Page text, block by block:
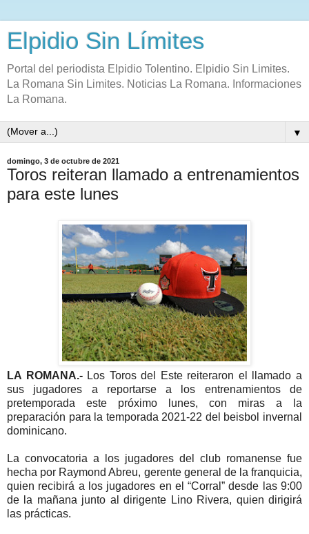
Elpidio Sin Límites
Portal del periodista Elpidio Tolentino. Elpidio Sin Limites.
La Romana Sin Limites. Noticias La Romana. Informaciones
La Romana.
▼
domingo, 3 de octubre de 2021
Toros reiteran llamado a entrenamientos
para este lunes
LA ROMANA.- Los Toros del Este reiteraron el llamado a
sus jugadores a reportarse a los entrenamientos de
pretemporada este próximo lunes, con miras a la
preparación para la temporada 2021-22 del beisbol invernal
dominicano.
La convocatoria a los jugadores del club romanense fue
hecha por Raymond Abreu, gerente general de la franquicia,
quien recibirá a los jugadores en el “Corral” desde las 9:00
de la mañana junto al dirigente Lino Rivera, quien dirigirá
las prácticas.